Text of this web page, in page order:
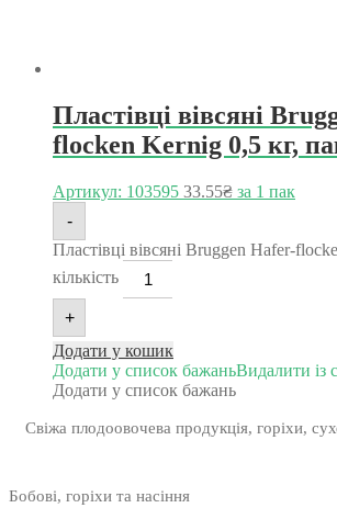
Пластівці вівсяні
flocken Kernig 0,5 кг,
Артикул: 103595 33.55₴ за 1 пак
-
Пластівці вівсяні Bruggen Hafer-
кількість
+
Додати у кошик
Додати у список бажаньВидалити із
Додати у список бажань
Свіжа плодоовочева продукція, горіхи,
Бобові, горіхи та насіння